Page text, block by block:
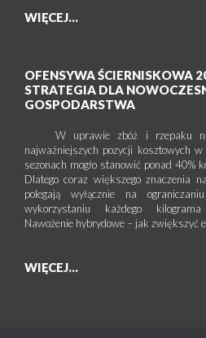
WIĘCEJ...
OFENSYWA ŚCIERNISKOWA
STRATEGIA DLA
GOSPODARSTWA
W uprawie zbóż i rzepaku
najważniejszych pozycji kosztowych
sezonach mogło stanowić ponad 40%
Dlatego coraz większego znaczenia
polegają wyłącznie na
wykorzystaniu każdego
Nawożenie hybrydowe – jak zwiększyć
WIĘCEJ...